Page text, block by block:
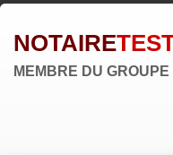
NOTAIRE
MEMBRE DU